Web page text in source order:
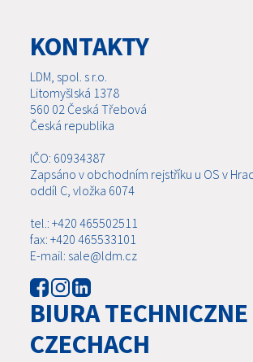
KONTAKTY
LDM, spol. s r.o.
Litomyšlská 1378
560 02 Česká Třebová
Česká republika
IČO: 60934387
Zapsáno v obchodním rejstříku u OS v
oddíl C, vložka 6074
tel.: +420 465502511
fax: +420 465533101
E-mail: sale@ldm.cz
BIURA
CZECHACH